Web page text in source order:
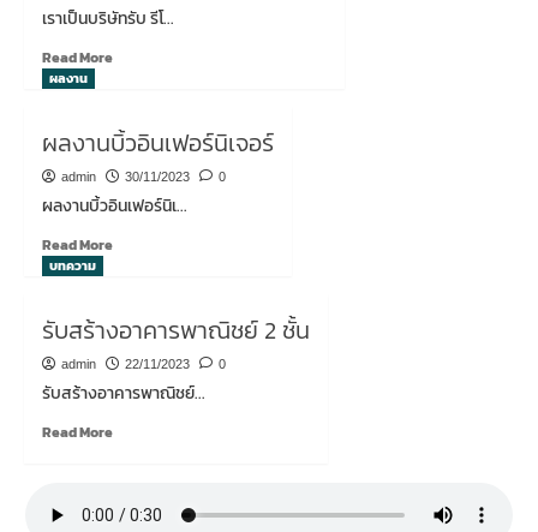
เราเป็นบริษัทรับ รีโ...
Read MoreRead
รี
โน
อาคาร
ผลงาน
ผลงานบิ้วอินเฟอร์นิเจอร์
admin 30/11/2023 0
ผลงานบิ้วอินเฟอร์นิเ...
Read MoreRead
งา
นบิ้
เฟอร์นิเจอร์
บทความ
รับสร้างอาคารพาณิชย์ 2 ชั้น
admin 22/11/2023 0
รับสร้างอาคารพาณิชย์...
Read MoreRead
สร้าง